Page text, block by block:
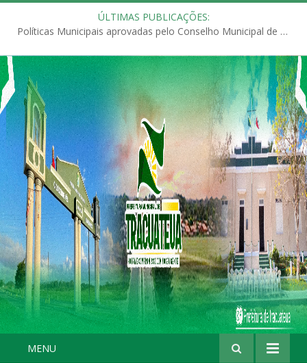
ÚLTIMAS PUBLICAÇÕES:
Políticas Municipais aprovadas pelo Conselho Municipal de Educação (CME)
MENU